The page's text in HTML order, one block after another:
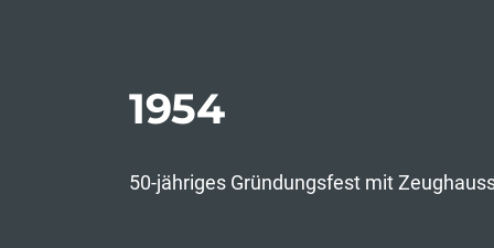
1954
50-jähriges Gründungsfest mit